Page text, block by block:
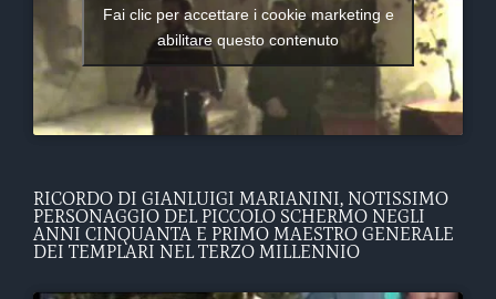
Fai clic per accettare i cookie marketing e
abilitare questo contenuto
RICORDO DI GIANLUIGI MARIANINI, NOTISSIMO
PERSONAGGIO DEL PICCOLO SCHERMO NEGLI
ANNI CINQUANTA E PRIMO MAESTRO GENERALE
DEI TEMPLARI NEL TERZO MILLENNIO